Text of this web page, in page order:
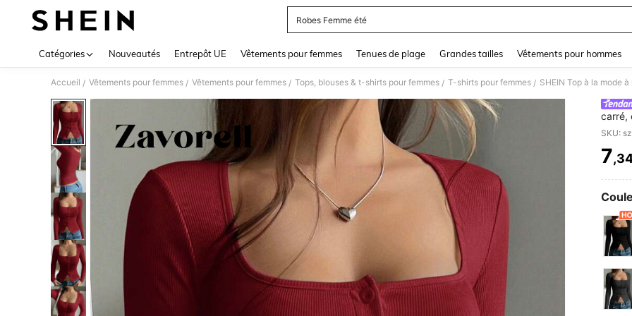
Robes Femme été
Catégories Nouveautés Entrepôt UE Vêtements pour femmes Tenues de plage Grandes tailles Vêtements pour hommes
Accueil / Vêtements pour femmes / Vêtements pour femmes / Tops, blouses & t-shirts pour femmes / T-shirts pour femmes /
carré,
et
7